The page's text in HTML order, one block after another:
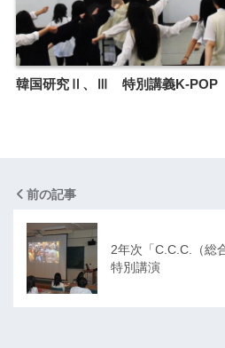
韓国研究Ⅱ、Ⅲ 特別講義K-POP
前の記事
2年次「C.C.C.（総
特別講演